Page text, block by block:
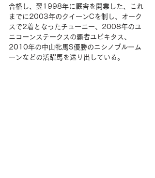
合格し、翌1998年に厩舎を開業した、これ
までに2003年のクイーンCを制し、オーク
スで2着となったチューニー、2008年のユ
ニコーンステークスの覇者ユビキタス、
2010年の中山牝馬S優勝のニシノブルーム
ーンなどの活躍馬を送り出している。